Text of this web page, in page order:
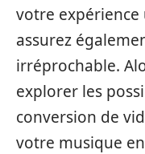
votre expérience
assurez
irréprochable.
explorer les
conversion de
votre musique